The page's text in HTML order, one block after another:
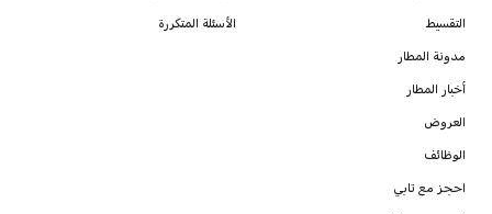
التقسيط
مدونة المطار
أخبار المطار
العروض
الوظائف
احجز مع تابي
الأسئلة المتكررة